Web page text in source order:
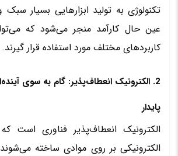
تکنولوژی به تولید ابزارهایی بسیار
عین حال کارآمد منجر می‌شود که
کاربردهای مختلف مورد استفاده قرار گیرند.
2. الکترونیک انعطاف‌پذیر: گام به سوی
پایدار
الکترونیک انعطاف‌پذیر فناوری است
الکترونیکی بر روی موادی ساخته